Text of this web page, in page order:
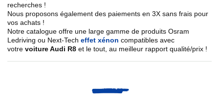
recherches !
Nous proposons également des paiements en 3X sans frais pour
vos achats !
Notre catalogue offre une large gamme de produits Osram
Ledriving ou Next-Tech effet xénon compatibles avec
votre voiture Audi R8 et le tout, au meilleur rapport qualité/prix !